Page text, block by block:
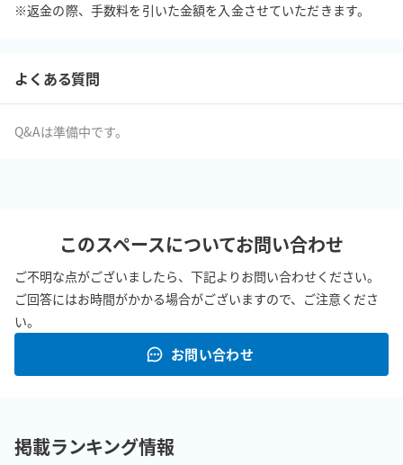
※返金の際、手数料を引いた金額を入金させていただきます。
よくある質問
Q&Aは準備中です。
このスペースについてお問い合わせ
ご不明な点がございましたら、下記よりお問い合わせください。
ご回答にはお時間がかかる場合がございますので、ご注意くださ
い。
お問い合わせ
掲載ランキング情報